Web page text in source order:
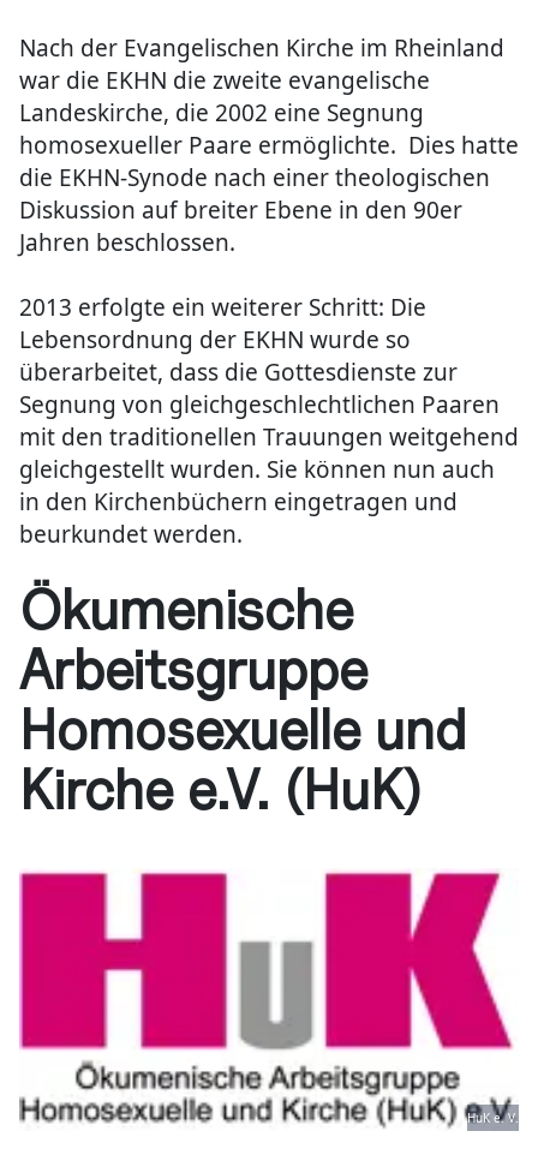
Nach der Evangelischen Kirche im Rheinland
war die EKHN die zweite evangelische
Landeskirche, die 2002 eine Segnung
homosexueller Paare ermöglichte. Dies hatte
die EKHN-Synode nach einer theologischen
Diskussion auf breiter Ebene in den 90er
Jahren beschlossen.
2013 erfolgte ein weiterer Schritt: Die
Lebensordnung der EKHN wurde so
überarbeitet, dass die Gottesdienste zur
Segnung von gleichgeschlechtlichen Paaren
mit den traditionellen Trauungen weitgehend
gleichgestellt wurden. Sie können nun auch
in den Kirchenbüchern eingetragen und
beurkundet werden.
Ökumenische
Arbeitsgruppe
Homosexuelle und
Kirche e.V. (HuK)
HuK e. V.